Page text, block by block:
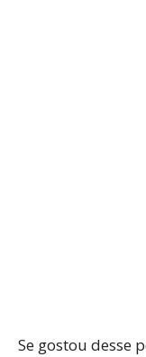
Se gostou desse